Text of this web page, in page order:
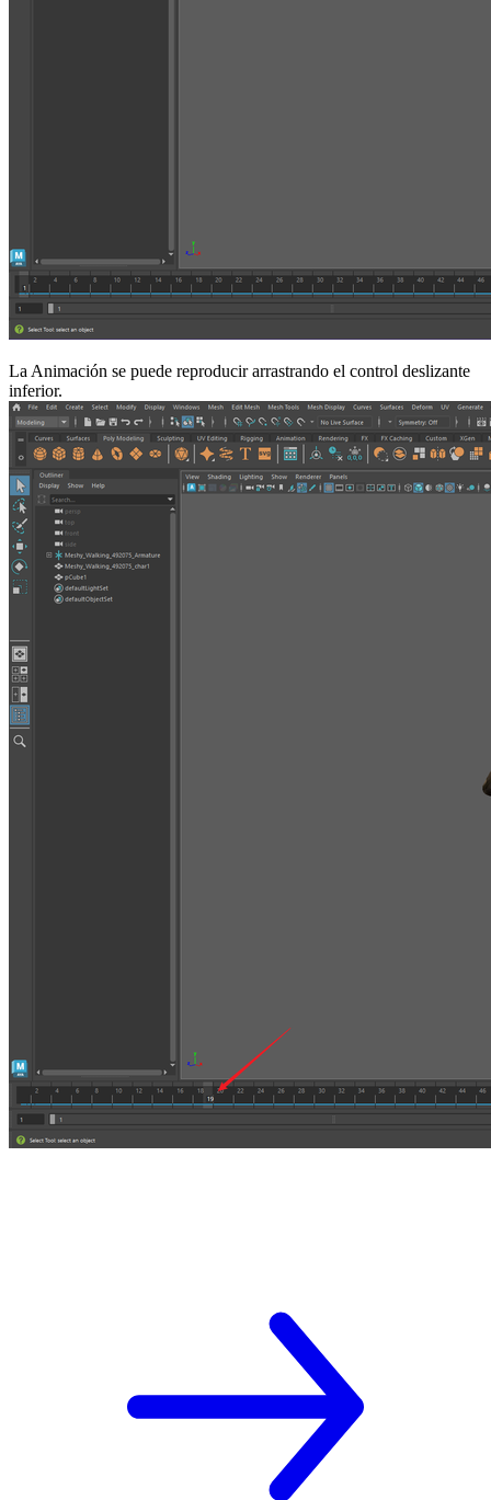
La Animación se puede reproducir arrastrando el control deslizante
inferior.